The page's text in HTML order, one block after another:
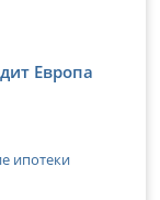
Европа
ипотеки